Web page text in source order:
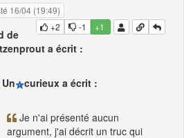
16/04 (19:49)
+2
-1 +1
de
a écrit :
Un curieux a écrit :
Je n'ai présenté aucun
argument, j'ai décrit un truc qui